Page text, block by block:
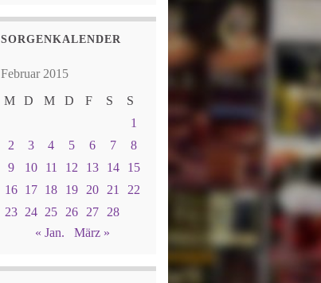
SORGENKALENDER
Februar 2015
M
D M D F S
S
1
2
3 4 5 6 7
8
9
10 11 12 13 14
15
16
17 18 19 20 21
22
23
24 25 26 27
28
« Jan.
März »